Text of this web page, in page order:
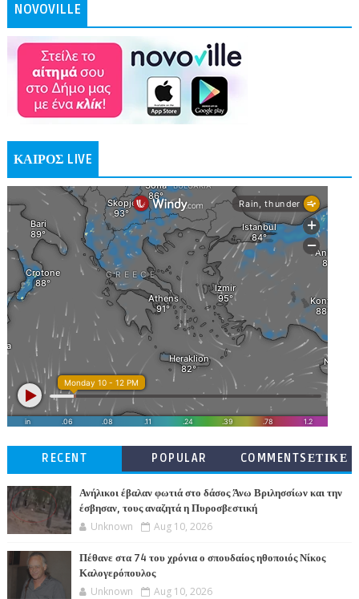
NOVOVILLE
ΚΑΙΡΟΣ LIVE
RECENT POPULAR
COMMENTSΕΤΙΚΕ
Ανήλικοι έβαλαν φωτιά στο δάσος Άνω Βριλησσίων και την
έσβησαν, τους αναζητά η Πυροσβεστική
Unknown Aug 10, 2026
Πέθανε στα 74 του χρόνια ο σπουδαίος ηθοποιός Νίκος
Καλογερόπουλος
Unknown Aug 10, 2026